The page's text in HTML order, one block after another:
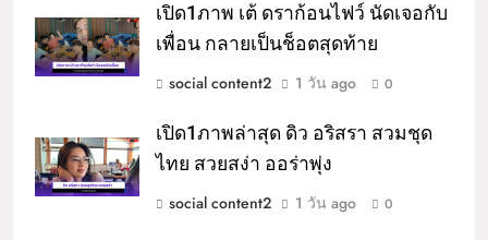
เปิด1ภาพ เต้ ดราก้อนไฟว์ นัดเจอกับ
เพื่อน กลายเป็นช็อตสุดท้าย
social content2
1 วัน ago 0
เปิด1ภาพล่าสุด ดิว อริสรา สวมชุด
ไทย สวยสง่า ออร่าพุ่ง
social content2
1 วัน ago 0